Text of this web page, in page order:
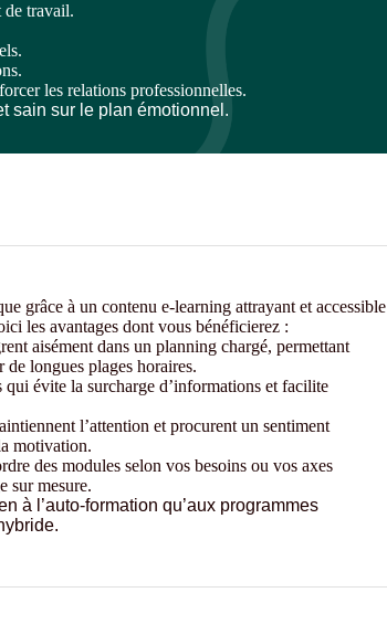
de travail.
les relations professionnelles.
sain sur le plan émotionnel.
grâce à un contenu e-learning attrayant et accessible
les avantages dont vous bénéficierez :
aisément dans un planning chargé, permettant
de longues plages horaires.
évite la surcharge d’informations et facilite
l’attention et procurent un sentiment
motivation.
des modules selon vos besoins ou vos axes
sur mesure.
à l’auto‑formation qu’aux programmes